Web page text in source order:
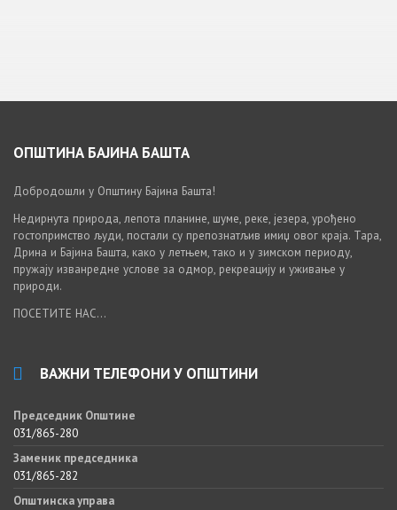
ОПШТИНА БАЈИНА БАШТА
Добродошли у Општину Бајина Башта!
Недирнута природа, лепота планине, шуме, реке, језера, урођено
гостопримство људи, постали су препознатљив имиџ овог краја. Тара,
Дрина и Бајина Башта, како у летњем, тако и у зимском периоду,
пружају изванредне услове за одмор, рекреацију и уживање у
природи.
ПОСЕТИТЕ НАС...
ВАЖНИ ТЕЛЕФОНИ У ОПШТИНИ
Председник Општине
031/865-280
Заменик председника
031/865-282
Општинска управа